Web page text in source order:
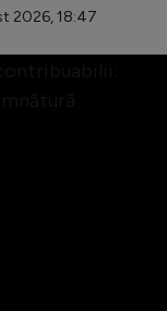
2026, 18:47